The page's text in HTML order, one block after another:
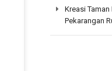
Kreasi
Pekarangan